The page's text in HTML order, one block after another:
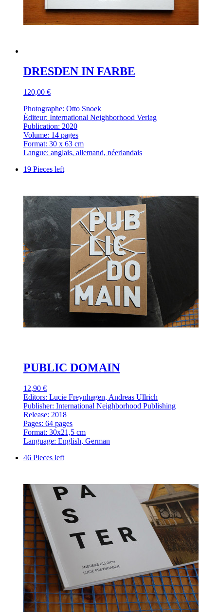
DRESDEN IN FARBE
120,00 €
Photographe: Otto Snoek
Éditeur: International Neighborhood Verlag
Publication: 2020
Volume: 14 pages
Format: 30 x 63 cm
Langue: anglais, allemand, néerlandais
19 Pieces left
PUBLIC DOMAIN
12,90 €
Editors: Lucie Freynhagen, Andreas Ullrich
Publisher: International Neighborhood Publishing
Release: 2018
Pages: 64 pages
Format: 30x21,5 cm
Language: English, German
46 Pieces left